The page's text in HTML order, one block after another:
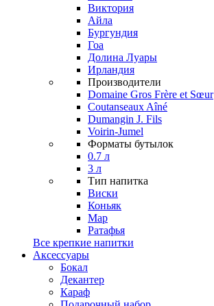
Виктория
Айла
Бургундия
Гоа
Долина Луары
Ирландия
Производители
Domaine Gros Frère et Sœur
Coutanseaux Aîné
Dumangin J. Fils
Voirin-Jumel
Форматы бутылок
0.7 л
3 л
Тип напитка
Виски
Коньяк
Мар
Ратафья
Все крепкие напитки
Аксессуары
Бокал
Декантер
Караф